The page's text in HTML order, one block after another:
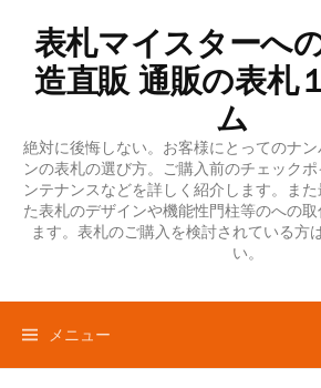
表札マイスターへ
造直販 通販の表札
ム
絶対に後悔しない。お客様にとってのナ
ンの表札の選び方。ご購入前のチェック
ンテナンスなどを詳しく紹介します。ま
た表札のデザインや機能性門柱等のへの
ます。表札のご購入を検討されている方
い。
メニュー